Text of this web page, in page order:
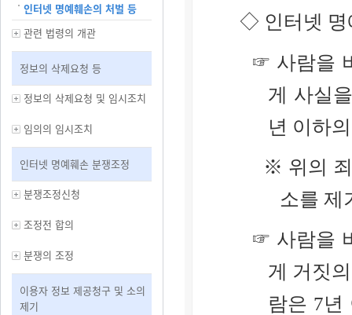
인터넷 명예훼손의 처벌 등
관련 법령의 개관
정보의 삭제요청 등
정보의 삭제요청 및 임시조치
임의의 임시조치
인터넷 명예훼손 분쟁조정
분쟁조정신청
조정전 합의
분쟁의 조정
이용자 정보 제공청구 및 소의
제기
◇ 인터넷 명
☞ 사람을
게 사실
년 이하
※ 위의
소를 제
☞ 사람을
게 거짓
람은 7년